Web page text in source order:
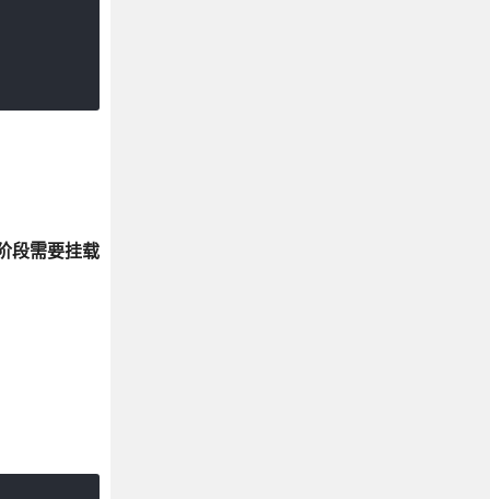
段需要挂载